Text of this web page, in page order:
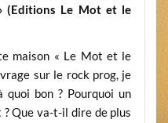
(Editions Le Mot et le
maison « Le Mot et le
sur le rock prog, je
bon ? Pourquoi un
Que va-t-il dire de plus